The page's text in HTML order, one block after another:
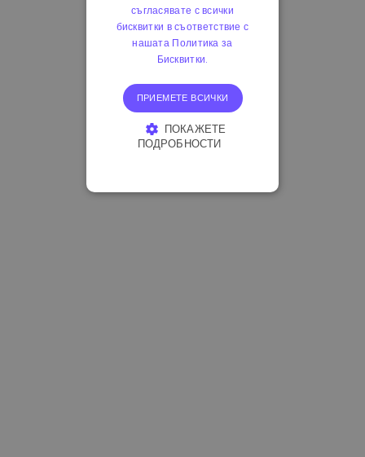
съгласявате с всички
бисквитки в съответствие с
нашата Политика за
Бисквитки.
ПРИЕМЕТЕ ВСИЧКИ
ПОКАЖЕТЕ
ПОДРОБНОСТИ